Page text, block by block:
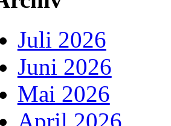
Juli 2026
Juni 2026
Mai 2026